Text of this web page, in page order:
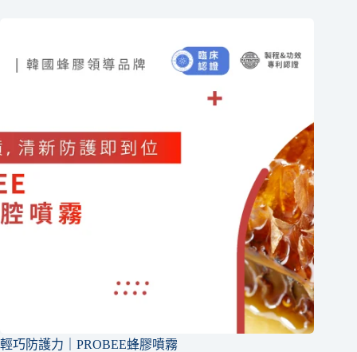
輕巧防護力｜PROBEE蜂膠噴霧